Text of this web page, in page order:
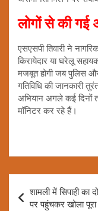
लोगों से की गई
एसएसपी तिवारी ने
किरायेदार या घरेलू
मजबूत होगी जब पुलिस और
गतिविधि की जानकारी
अभियान अगले कई दिनों
मॉनिटर कर रहे हैं।
navigation
शामली में सिपाही का
पर पहुंचकर खोला पूरा